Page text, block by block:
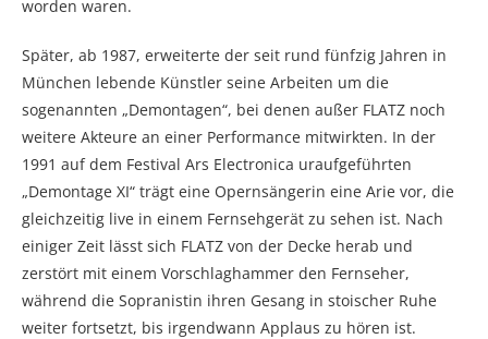
worden waren.
Später, ab 1987, erweiterte der seit rund fünfzig Jahren in
München lebende Künstler seine Arbeiten um die
sogenannten „Demontagen“, bei denen außer FLATZ noch
weitere Akteure an einer Performance mitwirkten. In der
1991 auf dem Festival Ars Electronica uraufgeführten
„Demontage XI“ trägt eine Opernsängerin eine Arie vor, die
gleichzeitig live in einem Fernsehgerät zu sehen ist. Nach
einiger Zeit lässt sich FLATZ von der Decke herab und
zerstört mit einem Vorschlaghammer den Fernseher,
während die Sopranistin ihren Gesang in stoischer Ruhe
weiter fortsetzt, bis irgendwann Applaus zu hören ist.